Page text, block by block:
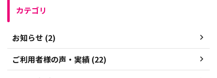
カテゴリ
お知らせ (2)
ご利用者様の声・実績 (22)